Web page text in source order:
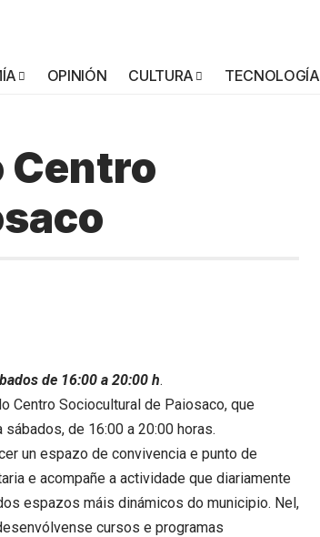
OPINIÓN CULTURA TECNOLOGÍA
Centro
de 16:00 a 20:00 h.
Centro Sociocultural de Paiosaco, que
de 16:00 a 20:00 horas.
un espazo de convivencia e punto de
e acompañe a actividade que diariamente
espazos máis dinámicos do municipio. Nel,
cursos e programas